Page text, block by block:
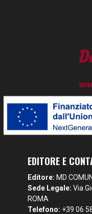
EDITORE E
Editore: MD
Sede Legale: Via
ROMA
Telefono: +39 06